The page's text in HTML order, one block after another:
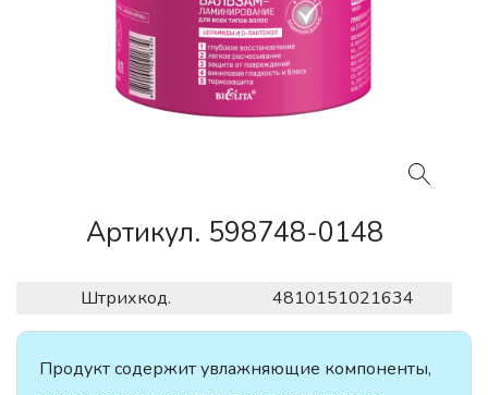
Артикул. 598748-0148
Штрихкод. 4810151021634
Продукт содержит увлажняющие компоненты,